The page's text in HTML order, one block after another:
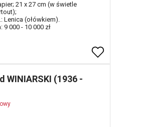
21 x 27 cm (w świetle
Lenica (ołówkiem).
9 000 - 10 000 zł
WINIARSKI (1936 -